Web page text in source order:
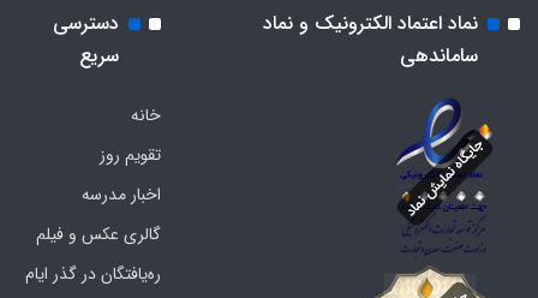
نماد اعتماد الکترونیک و نماد
ساماندهی
دسترسی
سریع
خانه
تقویم روز
اخبار مدرسه
گالری عکس و فیلم
ره‌یافتگان در گذر ایام